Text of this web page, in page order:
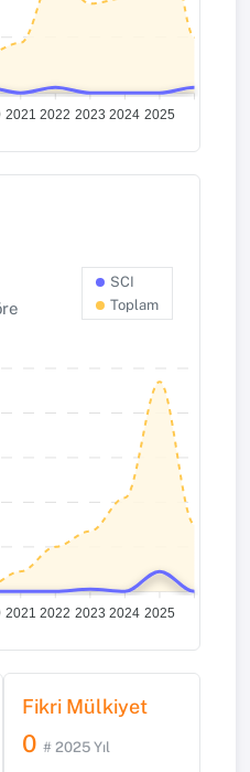
2021 2022 2023 2024 2025
SCI
Toplam
2021 2022 2023 2024 2025
Fikri Mülkiyet
0 # 2025 Yıl